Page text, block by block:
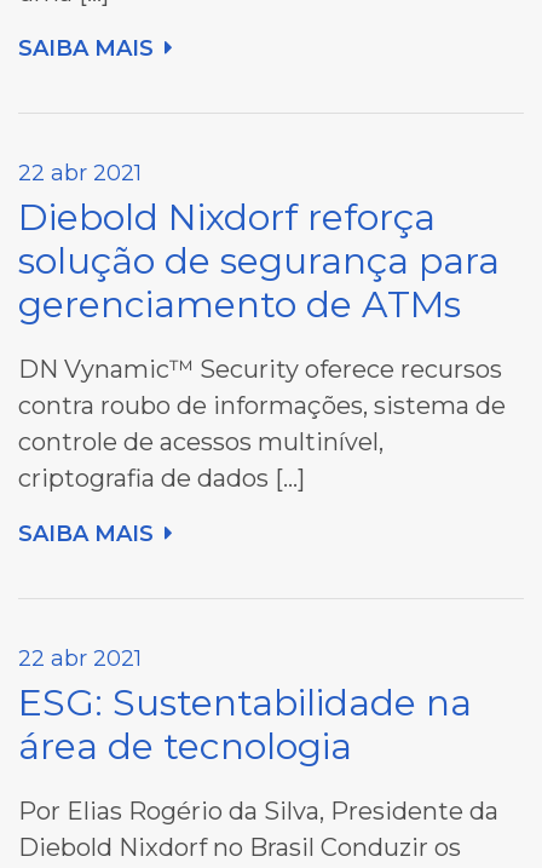
SAIBA MAIS
22 abr 2021
Diebold Nixdorf reforça
solução de segurança para
gerenciamento de ATMs
DN Vynamic™ Security oferece recursos
contra roubo de informações, sistema de
controle de acessos multinível,
criptografia de dados […]
SAIBA MAIS
22 abr 2021
ESG: Sustentabilidade na
área de tecnologia
Por Elias Rogério da Silva, Presidente da
Diebold Nixdorf no Brasil Conduzir os